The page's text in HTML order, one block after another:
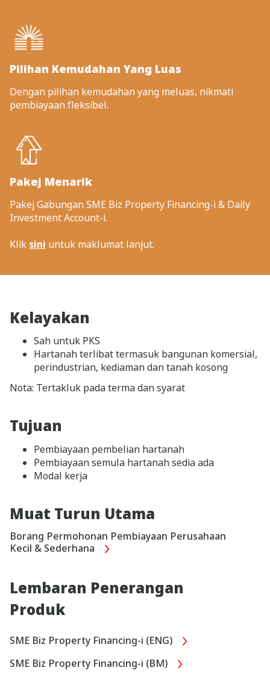
Pilihan Kemudahan Yang Luas
Dengan pilihan kemudahan yang meluas, nikmati
pembiayaan fleksibel.
Pakej Menarik
Pakej Gabungan SME Biz Property Financing-i & Daily
Investment Account-i.
Klik sini untuk maklumat lanjut.
Kelayakan
Sah untuk PKS
Hartanah terlibat termasuk bangunan komersial,
perindustrian, kediaman dan tanah kosong
Nota: Tertakluk pada terma dan syarat
Tujuan
Pembiayaan pembelian hartanah
Pembiayaan semula hartanah sedia ada
Modal kerja
Muat Turun Utama
Borang Permohonan Pembiayaan Perusahaan
Kecil & Sederhana
Lembaran Penerangan
Produk
SME Biz Property Financing-i (ENG)
SME Biz Property Financing-i (BM)